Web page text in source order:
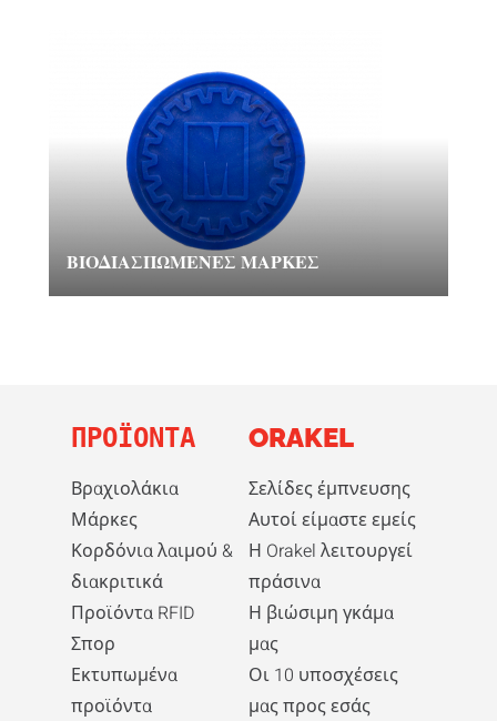
ΒΙΟΔΙΑΣΠΏΜΕΝΕΣ ΜΆΡΚΕΣ
ΠΡΟΪΌΝΤΑ
Βραχιολάκια
Μάρκες
Κορδόνια λαιμού &
διακριτικά
Προϊόντα RFID
Σπορ
Εκτυπωμένα
προϊόντα
ORAKEL
Σελίδες έμπνευσης
Αυτοί είμαστε εμείς
Η Orakel λειτουργεί
πράσινα
Η βιώσιμη γκάμα
μας
Οι 10 υποσχέσεις
μας προς εσάς